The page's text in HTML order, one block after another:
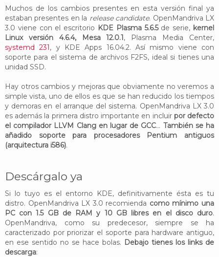
Muchos de los cambios presentes en esta versión final ya
estaban presentes en la release candidate. OpenMandriva LX
3.0 viene con el escritorio KDE Plasma 5.6.5de serie, kernel
Linux versión 4.6.4, Mesa 12.0.1 , Plasma Media Center,
systemd 231 , y KDE Apps 16.04.2. Así mismo viene con
soporte para el sistema de archivos F2FS, ideal si tienes una
unidad SSD.
Hay otros cambios y mejoras que obviamente no veremos a
simple vista, uno de ellos es que se han reducido los tiempos
y demoras en el arranque del sistema. OpenMandriva LX 3.0
es además la primera distro importante en incluir por defecto
el compilador LLVM Clang en lugar de GCC... También se ha
añadido soporte para procesadores Pentium antiguos
(arquitectura i586).
Descárgalo ya
Si lo tuyo es el entorno KDE, definitivamente ésta es tu
distro. OpenMandriva LX 3.0 recomienda como mínimo una
PC con 1.5 GB de RAM y 10 GB libres en el disco duro.
OpenMandriva, como su predecesor, siempre se ha
caracterizado por priorizar el soporte para hardware antiguo,
en ese sentido no se hace bolas. Debajo tienes los links de
descarga: